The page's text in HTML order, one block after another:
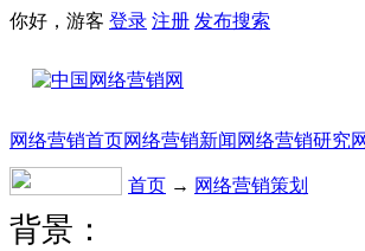
你好，游客 登录 注册 发布搜索
网络营销首页网络营销新闻 网络营销研究
首页 → 网络营销策划
背景：